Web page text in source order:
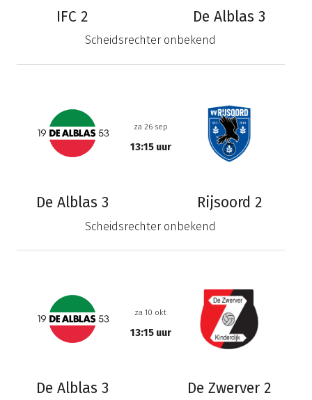
IFC 2 De Alblas 3
Scheidsrechter onbekend
De Alblas 3
za 26 sep
13:15 uur
Rijsoord 2
Scheidsrechter onbekend
De Alblas 3
za 10 okt
13:15 uur
De Zwerver 2